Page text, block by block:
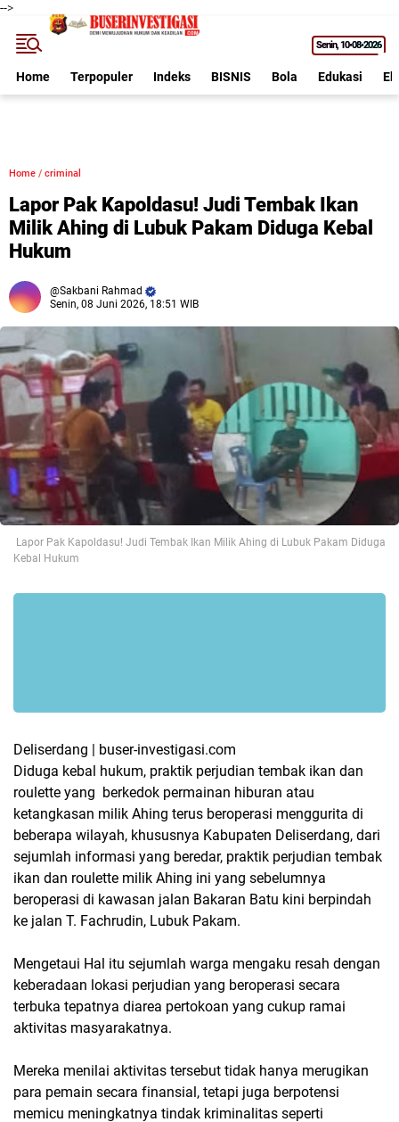
-->
Senin 10•08•2026
Home Terpopuler Indeks BISNIS Bola Edukasi
Home / criminal
Lapor Pak Kapoldasu! Judi Tembak Ikan
Milik Ahing di Lubuk Pakam Diduga Kebal
Hukum
Sakbani Rahmad
Senin, 08 Juni 2026, 18:51 WIB
Lapor Pak Kapoldasu! Judi Tembak Ikan Milik Ahing di Lubuk Pakam Diduga
Kebal Hukum
Deliserdang | buser-investigasi.com
Diduga kebal hukum, praktik perjudian tembak ikan dan
roulette yang berkedok permainan hiburan atau
ketangkasan milik Ahing terus beroperasi menggurita di
beberapa wilayah, khususnya Kabupaten Deliserdang, dari
sejumlah informasi yang beredar, praktik perjudian tembak
ikan dan roulette milik Ahing ini yang sebelumnya
beroperasi di kawasan jalan Bakaran Batu kini berpindah
ke jalan T. Fachrudin, Lubuk Pakam.
‎Mengetaui Hal itu sejumlah warga mengaku resah dengan
keberadaan lokasi perjudian yang beroperasi secara
terbuka tepatnya diarea pertokoan yang cukup ramai
aktivitas masyarakatnya.
‎Mereka menilai aktivitas tersebut tidak hanya merugikan
para pemain secara finansial, tetapi juga berpotensi
memicu meningkatnya tindak kriminalitas seperti